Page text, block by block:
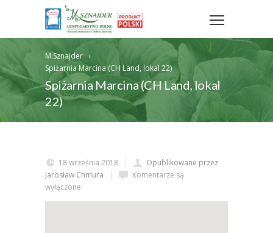
M.Sznajder
Spiżarnia Marcina (CH Land, lokal 22)
Spiżarnia Marcina (CH Land, lokal
22)
18 września 2018
Opublikowane przez
Jarosław Chmura
Komentarze są
wyłączone